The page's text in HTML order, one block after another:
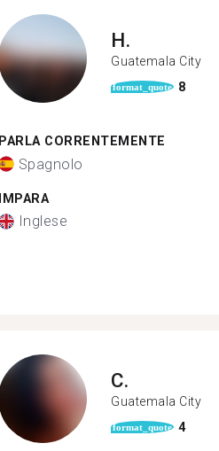
H.
Guatemala City
format_quote 8
PARLA CORRENTEMENTE
Spagnolo
IMPARA
Inglese
C.
Guatemala City
format_quote 4